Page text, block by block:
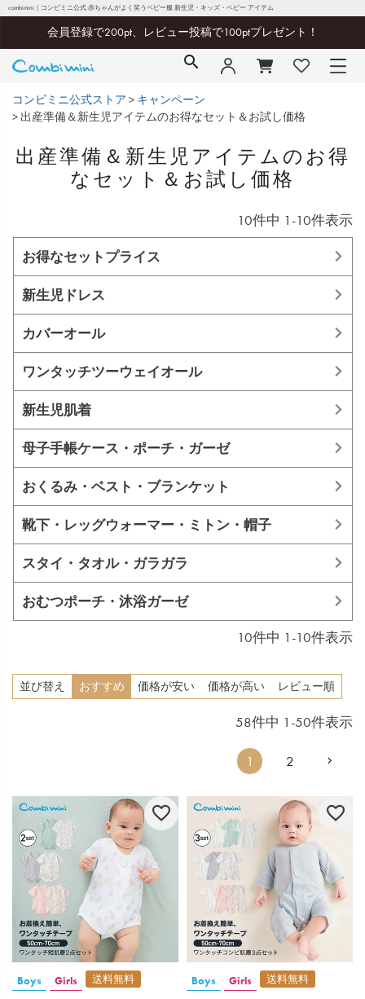
combimini｜コンビミニ公式 赤ちゃんがよく笑うベビー服 新生児・キッズ・ベビー アイテム
会員登録で200pt、レビュー投稿で100ptプレゼント！
コンビミニ公式ストア
キャンペーン
出産準備＆新生児アイテムのお得なセット＆お試し価格
出産準備＆新生児アイテムのお得
なセット＆お試し価格
10件中 1 -10件表示
お得なセットプライス
新生児ドレス
カバーオール
ワンタッチツーウェイオール
新生児肌着
母子手帳ケース・ポーチ・ガーゼ
おくるみ・ベスト・ブランケット
靴下・レッグウォーマー・ミトン・帽子
スタイ・タオル・ガラガラ
おむつポーチ・沐浴ガーゼ
10件中 1 -10件表示
並び替え おすすめ 価格が安い 価格が高い レビュー順
58件中 1 -50件表示
1 2
Boys Girls 送料無料 Boys Girls 送料無料